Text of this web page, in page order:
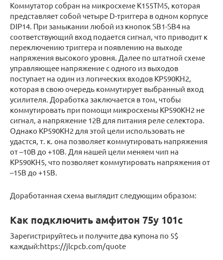
Коммутатор собран на микросхеме К155ТМ5, которая
представляет собой четыре D-триггера в одном корпусе
DIP14. При замыкании любой из кнопок SB1-SB4 на
соответствующий вход подается сигнал, что приводит к
переключению триггера и появлению на выходе
напряжения высокого уровня. Далее по штатной схеме
управляющее напряжение с одного из выходов
поступает на один из логических входов КР590КН2,
которая в свою очередь коммутирует выбранный вход
усилителя. Доработка заключается в том, чтобы
коммутировать при помощи микросхемы КР590КН2 не
сигнал, а напряжение 12В для питания реле селектора.
Однако КР590КН2 для этой цели использовать не
удастся, т. к. она позволяет коммутировать напряжения
от –10В до +10В. Для нашей цели меняем чип на
КР590КН5, что позволяет коммутировать напряжения от
–15В до +15В.
Доработанная схема выглядит следующим образом:
Как подключить амфитон 75у 101с
Зарегистрируйтесь и получите два купона по 5$
каждый:https://jlcpcb.com/quote